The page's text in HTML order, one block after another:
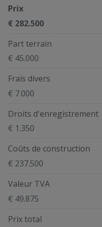
Prix
€ 282.500
Part terrain
€ 45.000
Frais divers
€ 7.000
Droits d'enregistrement
€ 1.350
Coûts de construction
€ 237.500
Valeur TVA
€ 49.875
Prix total